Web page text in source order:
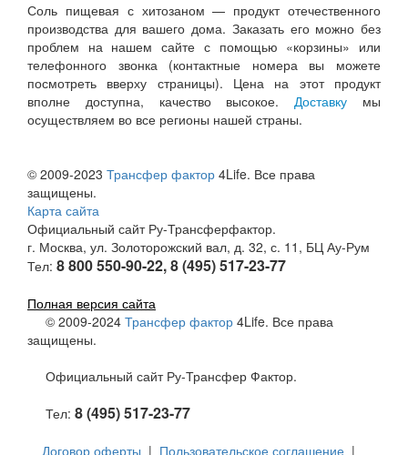
Соль пищевая с хитозаном — продукт отечественного
производства для вашего дома. Заказать его можно без
проблем на нашем сайте с помощью «корзины» или
телефонного звонка (контактные номера вы можете
посмотреть вверху страницы). Цена на этот продукт
вполне доступна, качество высокое.Доставку мы
осуществляем во все регионы нашей страны.
© 2009-2023 Трансфер фактор 4Life. Все права
защищены.
Карта сайта
Официальный сайт Ру-Трансферфактор.
г. Москва, ул. Золоторожский вал, д. 32, с. 11, БЦ Ау-Рум
Тел: 8 800 550-90-22, 8 (495) 517-23-77
Полная версия сайта
© 2009-2024 Трансфер фактор 4Life. Все права
защищены.
Официальный сайт Ру-Трансфер Фактор.
Тел: 8 (495) 517-23-77
Договор оферты | Пользовательское соглашение |